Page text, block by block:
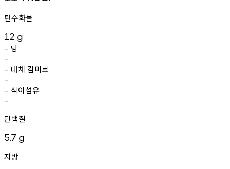
탄수화물
12 g
- 당
-
- 대체 감미료
-
- 식이섬유
-
단백질
5.7 g
지방